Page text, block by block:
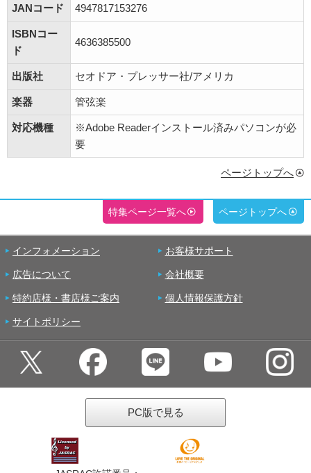
JANコード 4947817153276
ISBNコー
ド
4636385500
出版社 セオドア・プレッサー社/アメリカ
楽器 管弦楽
対応機種
※Adobe Readerインストール済みパソコンが必
要
ページトップへ
特集ページ一覧へ ページトップへ
インフォメーション お客様サポート
広告について 会社概要
特約店様・書店様ご案内 個人情報保護方針
サイトポリシー
PC版で見る